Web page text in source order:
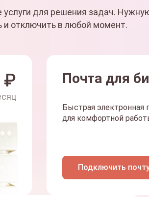
для решения задач.
и отключить в любой момент.
₽ Почта для
Быстрая электронная
для комфортной
Подключить